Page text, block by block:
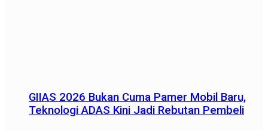
GIIAS 2026 Bukan Cuma Pamer Mobil Baru,
Teknologi ADAS Kini Jadi Rebutan Pembeli